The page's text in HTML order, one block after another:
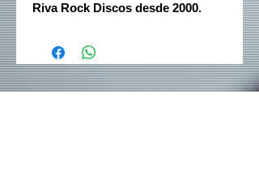
Riva Rock Discos desde 2000.